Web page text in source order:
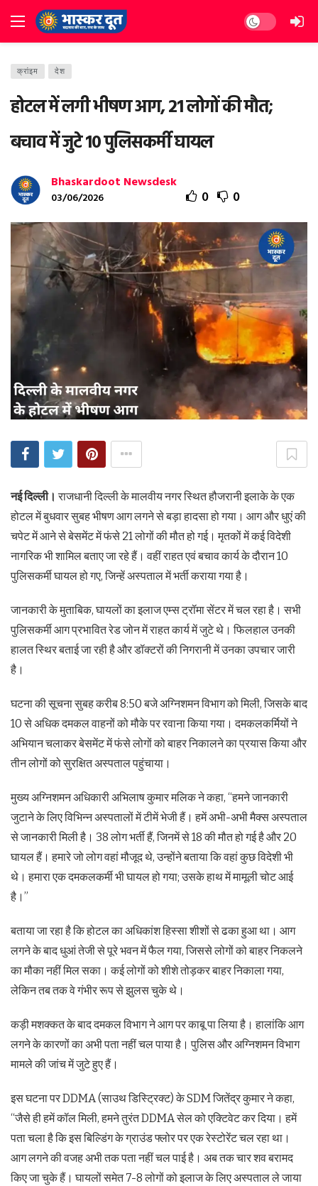
Dark mode
क्रांइम देश
होटल में लगी भीषण आग, 21 लोगों की मौत;
बचाव में जुटे 10 पुलिसकर्मी घायल
Bhaskardoot Newsdesk
03/06/2026 0 0
नई दिल्ली। राजधानी दिल्ली के मालवीय नगर स्थित हौजरानी इलाके के एक
होटल में बुधवार सुबह भीषण आग लगने से बड़ा हादसा हो गया। आग और धुएं की
चपेट में आने से बेसमेंट में फंसे 21 लोगों की मौत हो गई। मृतकों में कई विदेशी
नागरिक भी शामिल बताए जा रहे हैं। वहीं राहत एवं बचाव कार्य के दौरान 10
पुलिसकर्मी घायल हो गए, जिन्हें अस्पताल में भर्ती कराया गया है।
जानकारी के मुताबिक, घायलों का इलाज एम्स ट्रॉमा सेंटर में चल रहा है। सभी
पुलिसकर्मी आग प्रभावित रेड जोन में राहत कार्य में जुटे थे। फिलहाल उनकी
हालत स्थिर बताई जा रही है और डॉक्टरों की निगरानी में उनका उपचार जारी
है।
घटना की सूचना सुबह करीब 8:50 बजे अग्निशमन विभाग को मिली, जिसके बाद
10 से अधिक दमकल वाहनों को मौके पर रवाना किया गया। दमकलकर्मियों ने
अभियान चलाकर बेसमेंट में फंसे लोगों को बाहर निकालने का प्रयास किया और
तीन लोगों को सुरक्षित अस्पताल पहुंचाया।
मुख्य अग्निशमन अधिकारी अभिलाष कुमार मलिक ने कहा, “हमने जानकारी
जुटाने के लिए विभिन्न अस्पतालों में टीमें भेजी हैं। हमें अभी-अभी मैक्स अस्पताल
से जानकारी मिली है। 38 लोग भर्ती हैं, जिनमें से 18 की मौत हो गई है और 20
घायल हैं। हमारे जो लोग वहां मौजूद थे, उन्होंने बताया कि वहां कुछ विदेशी भी
थे। हमारा एक दमकलकर्मी भी घायल हो गया; उसके हाथ में मामूली चोट आई
है।”
बताया जा रहा है कि होटल का अधिकांश हिस्सा शीशों से ढका हुआ था। आग
लगने के बाद धुआं तेजी से पूरे भवन में फैल गया, जिससे लोगों को बाहर निकलने
का मौका नहीं मिल सका। कई लोगों को शीशे तोड़कर बाहर निकाला गया,
लेकिन तब तक वे गंभीर रूप से झुलस चुके थे।
कड़ी मशक्कत के बाद दमकल विभाग ने आग पर काबू पा लिया है। हालांकि आग
लगने के कारणों का अभी पता नहीं चल पाया है। पुलिस और अग्निशमन विभाग
मामले की जांच में जुटे हुए हैं।
इस घटना पर DDMA (साउथ डिस्ट्रिक्ट) के SDM जितेंद्र कुमार ने कहा,
“जैसे ही हमें कॉल मिली, हमने तुरंत DDMA सेल को एक्टिवेट कर दिया। हमें
पता चला है कि इस बिल्डिंग के ग्राउंड फ्लोर पर एक रेस्टोरेंट चल रहा था।
आग लगने की वजह अभी तक पता नहीं चल पाई है। अब तक चार शव बरामद
किए जा चुके हैं। घायलों समेत 7-8 लोगों को इलाज के लिए अस्पताल ले जाया